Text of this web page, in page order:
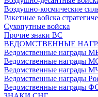
Воздушно-космические
Ракетные войска
Сухопутные войска
Прочие знаки ВС
ВЕДОМСТВЕННЫЕ
Ведомственные награды
Ведомственные награды
Ведомственные награды
Ведомственные награды
Ведомственные награды